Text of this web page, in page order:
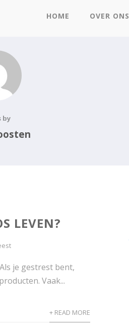
HOME OVER ONS
by
LEVEN?
je gestrest bent,
Vaak...
+ READ MORE